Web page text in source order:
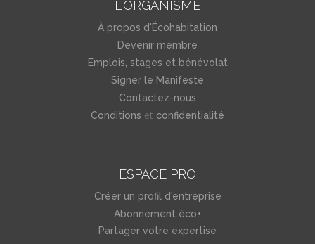
L'ORGANISME
À propos d'Écohabitation
Devenir membre
Emplois, stages et bénévolat
Signer le Manifeste
Contactez-nous
Conditions et confidentialité
ESPACE PRO
Créer un profil d'entreprise
Abonnement éco+
Partager votre expertise